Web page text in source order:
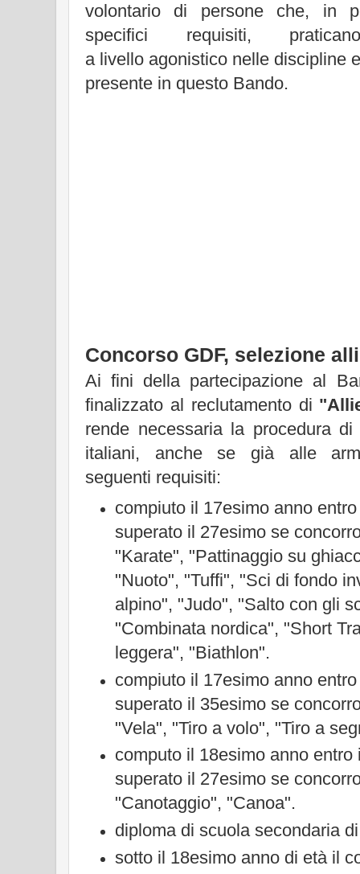
volontario di persone che, in
specifici requisiti,
a livello agonistico nelle discipline
presente in questo Bando.
Concorso GDF, selezione
Ai fini della partecipazione al
finalizzato al reclutamento di
rende necessaria la procedura
italiani, anche se già alle
seguenti requisiti:
compiuto il 17esimo anno
superato il 27esimo se
"Karate", "Pattinaggio su
"Nuoto", "Tuffi", "Sci di fondo
alpino", "Judo", "Salto con gli
"Combinata nordica", "Short
leggera", "Biathlon".
compiuto il 17esimo anno
superato il 35esimo se
"Vela", "Tiro a volo", "Tiro a
computo il 18esimo anno
superato il 27esimo se
"Canotaggio", "Canoa".
diploma di scuola secondaria
sotto il 18esimo anno di età il